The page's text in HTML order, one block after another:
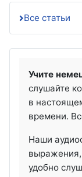
Все статьи
Учите
слушайте
в
времени.
Наши
выражения,
удобно